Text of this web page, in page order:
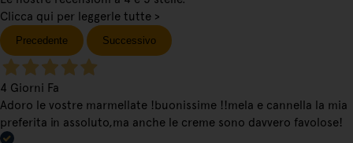
Clicca qui per leggerle tutte >
Precedente Successivo
4 Giorni Fa
Adoro le vostre marmellate !buonissime !!mela e cannella la mia
preferita in assoluto,ma anche le creme sono davvero favolose!